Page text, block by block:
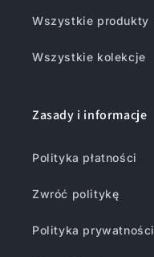
Wszystkie produkty
Wszystkie kolekcje
Zasady i informacje
Polityka płatności
Zwróć politykę
Polityka prywatności